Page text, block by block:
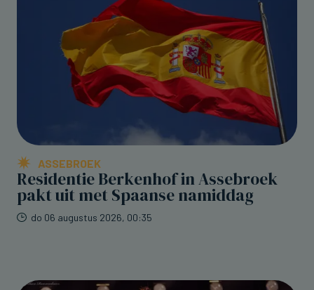
ASSEBROEK
Residentie Berkenhof in Assebroek
pakt uit met Spaanse namiddag
do 06 augustus 2026, 00:35